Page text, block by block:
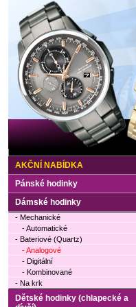
AKČNÍ NABÍDKA
Pánské hodinky
Dámské hodinky
- Mechanické
- Automatické
- Bateriové (Quartz)
- Analogové
- Digitální
- Kombinované
- Na krk
Dětské hodinky (chlapecké a